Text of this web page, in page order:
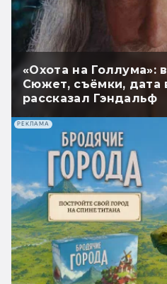
«Охота на Голлума»:
Сюжет, съёмки, дата
рассказал Гэндальф
РЕКЛАМА